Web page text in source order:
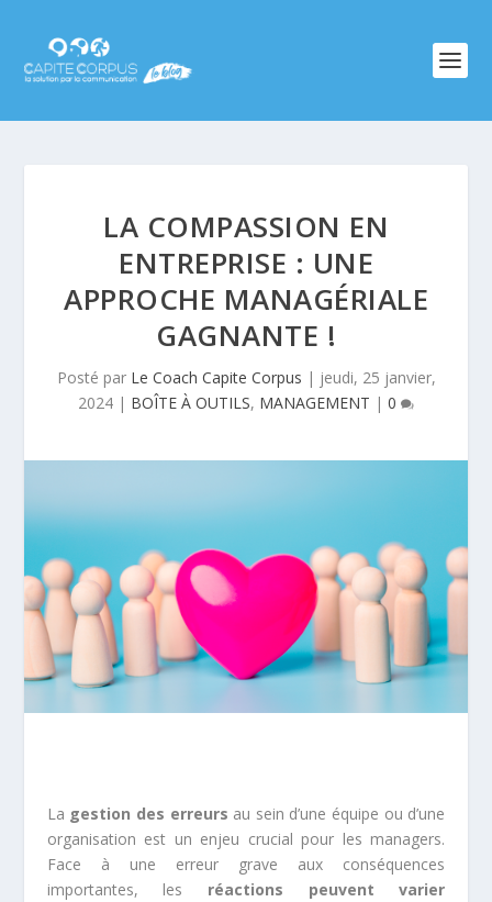
LA COMPASSION EN
ENTREPRISE : UNE
APPROCHE MANAGÉRIALE
GAGNANTE !
Posté par Le Coach Capite Corpus | jeudi, 25 janvier,
2024 | BOÎTE À OUTILS, MANAGEMENT | 0
La gestion des erreurs au sein d’une équipe ou d’une
organisation est un enjeu crucial pour les managers.
Face à une erreur grave aux conséquences
importantes, les réactions peuvent varier